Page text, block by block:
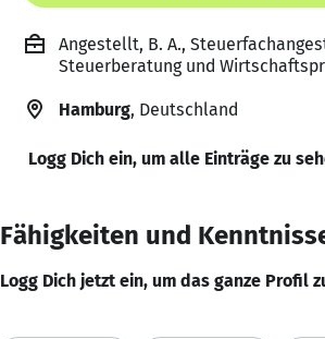
Angestellt, B. A.,
Steuerberatung und
Hamburg, Deutschland
Logg Dich ein, um alle Einträge zu
Fähigkeiten und
Logg Dich jetzt ein, um das ganze Profil